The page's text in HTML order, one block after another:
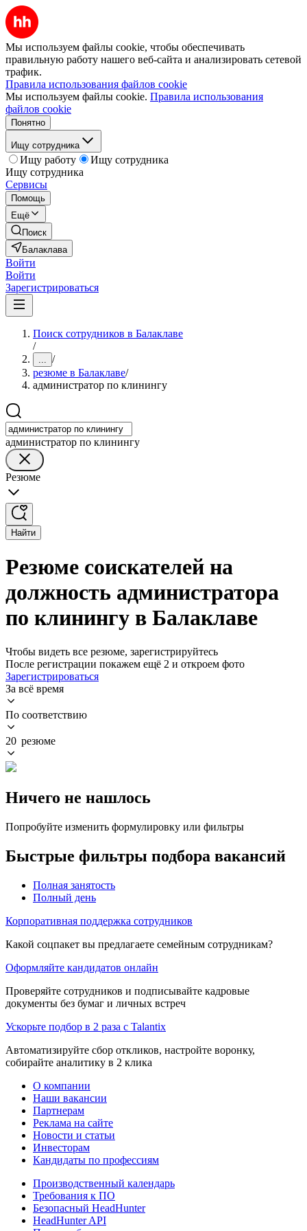
Мы используем файлы cookie, чтобы обеспечивать
правильную работу нашего веб-сайта и анализировать сетевой
трафик.
Правила использования файлов cookie
Мы используем файлы cookie. Правила использования
файлов cookie
Понятно
Ищу сотрудника
Ищу работу
Ищу сотрудника
Ищу сотрудника
Сервисы
Помощь
Ещё
Поиск
Балаклава
Войти
Войти
Зарегистрироваться
Поиск сотрудников в Балаклаве
/
... /
резюме в Балаклаве/
администратор по клинингу
администратор по клинингу
Резюме
Найти
Резюме соискателей на
должность администратора
по клинингу в Балаклаве
Чтобы видеть все резюме, зарегистрируйтесь
После регистрации покажем ещё 2 и откроем фото
Зарегистрироваться
За всё время
По соответствию
20 резюме
Ничего не нашлось
Попробуйте изменить формулировку или фильтры
Быстрые фильтры подбора вакансий
Полная занятость
Полный день
Корпоративная поддержка сотрудников
Какой соцпакет вы предлагаете семейным сотрудникам?
Оформляйте кандидатов онлайн
Проверяйте сотрудников и подписывайте кадровые
документы без бумаг и личных встреч
Ускорьте подбор в 2 раза с Talantix
Автоматизируйте сбор откликов, настройте воронку,
собирайте аналитику в 2 клика
О компании
Наши вакансии
Партнерам
Реклама на сайте
Новости и статьи
Инвесторам
Кандидаты по профессиям
Производственный календарь
Требования к ПО
Безопасный HeadHunter
HeadHunter API